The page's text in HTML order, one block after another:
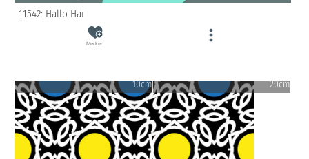
11542: Hallo Hai
Merken
10cm 20cm